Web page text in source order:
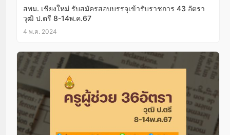
สพม. เชียงใหม่ รับสมัครสอบบรรจุเข้ารับราชการ 43 อัตรา
วุฒิ ป.ตรี 8-14พ.ค.67
4 พ.ค. 2024